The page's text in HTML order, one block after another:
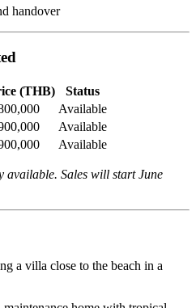
handover
(THB)
Status
Available
Available
Available
available. Sales will start June
a villa close to the beach in a